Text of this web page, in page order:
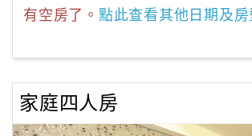
有空房了。 點此查看其他日期及房
家庭四人房